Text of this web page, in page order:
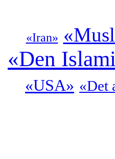
«Iran»
«Den
«USA» «Det